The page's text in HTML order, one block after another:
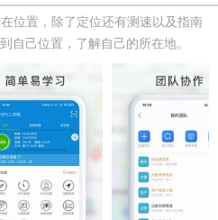
置，除了定位还有测速以及指南
自己位置，了解自己的所在地。